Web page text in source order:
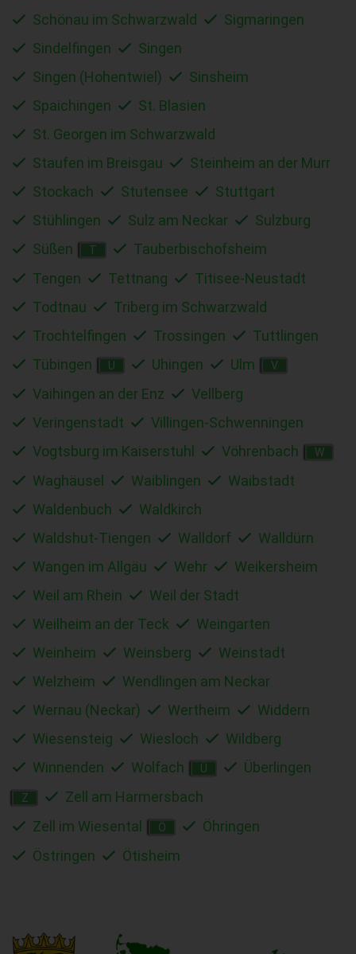
Schönau im Schwarzwald
Sigmaringen
Sindelfingen
Singen
Singen (Hohentwiel)
Sinsheim
Spaichingen
St. Blasien
St. Georgen im Schwarzwald
Staufen im Breisgau
Steinheim an der Murr
Stockach
Stutensee
Stuttgart
Stühlingen
Sulz am Neckar
Sulzburg
Süßen
T
Tauberbischofsheim
Tengen
Tettnang
Titisee-Neustadt
Todtnau
Triberg im Schwarzwald
Trochtelfingen
Trossingen
Tuttlingen
Tübingen
U Uhingen Ulm V
Vaihingen an der Enz
Vellberg
Veringenstadt
Villingen-Schwenningen
Vogtsburg im Kaiserstuhl
Vöhrenbach W
Waghäusel Waiblingen
Waibstadt
Waldenbuch
Waldkirch
Waldshut-Tiengen
Walldorf
Walldürn
Wangen im Allgäu
Wehr
Weikersheim
Weil am Rhein
Weil der Stadt
Weilheim an der Teck
Weingarten
Weinheim
Weinsberg
Weinstadt
Welzheim
Wendlingen am Neckar
Wernau (Neckar)
Wertheim
Widdern
Wiesensteig
Wiesloch
Wildberg
Winnenden
Wolfach Ü Überlingen
Z
Zell am Harmersbach
Zell im Wiesental
Ö
Öhringen
Östringen
Ötisheim